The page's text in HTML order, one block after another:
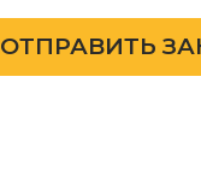
ОТПРАВИТЬ